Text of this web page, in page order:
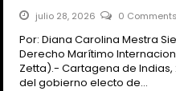
julio 28, 2026 0 Comments
Por: Diana Carolina Mestra
Derecho Marítimo
Zetta).- Cartagena de
del gobierno electo de…